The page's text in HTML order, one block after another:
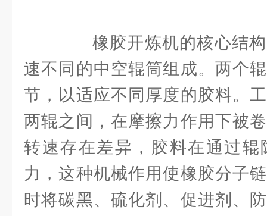
橡胶开炼机的核心结构
速不同的中空辊筒组成。两个
节，以适应不同厚度的胶料。
两辊之间，在摩擦力作用下被
转速存在差异，胶料在通过辊
力，这种机械作用使橡胶分子
时将碳黑、硫化剂、促进剂、